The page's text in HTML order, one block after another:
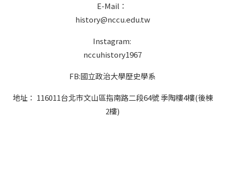
E-Mail：
history@nccu.edu.tw
Instagram:
nccuhistory1967
FB:國立政治大學歷史學系
地址： 116011台北市文山區指南路二段64號 季陶樓4樓(後棟
2樓)